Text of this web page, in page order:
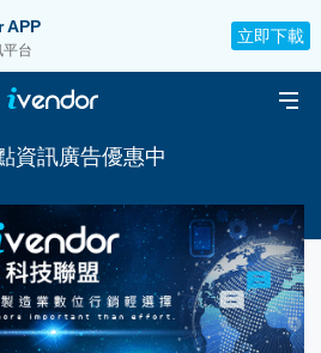
APP
台
立即下載
資訊廣告優惠中